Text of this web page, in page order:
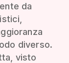
da
diverso.
visto